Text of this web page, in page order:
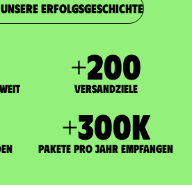
ERFOLGSGESCHICHTE
+200
Versandziele
+300K
Pakete pro Jahr empfangen